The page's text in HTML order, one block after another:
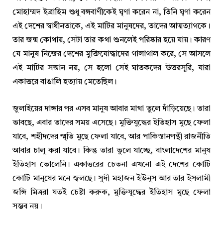
মোহাম্মদ ইব্রাহিম শুধু বঙ্গবাণীকেই ঘৃণা করেন না, তিনি ঘৃণা করেন
এই দেশের স্বাধীনতাকে, এই মাটির মানুষদের, তাদের আত্মত্যাগকে।
তার জন্ম কোথায়, সেটা তার কথা শুনলেই পরিষ্কার হয়ে যায়। কারণ
যে মানুষ নিজের দেশের মুক্তিযোদ্ধাদের গালাগাল করে, সে আসলে
এই মাটির সন্তান নয়, সে হলো সেই ঘাতকদের উত্তরসূরি, যারা
একাত্তরে বাঙালি হত্যায় মেতেছিল।
জুলাইয়ের দাঙ্গার পর এসব মানুষ আবার মাথা তুলে দাঁড়িয়েছে। তারা
ভাবছে, এবার তাদের সময় এসেছে। মুক্তিযুদ্ধের ইতিহাস মুছে ফেলা
যাবে, শহীদদের স্মৃতি মুছে ফেলা যাবে, আর পাকিস্তানপন্থী রাজনীতি
আবার চালু করা যাবে। কিন্তু তারা ভুলে যাচ্ছে, বাংলাদেশের মানুষ
ইতিহাস ভোলেনি। একাত্তরের চেতনা এখনো এই দেশের কোটি
কোটি মানুষের মনে জ্বলছে। সুদী মহাজন ইউনূস আর তার ইসলামী
জঙ্গি মিত্ররা যতই চেষ্টা করুক, মুক্তিযুদ্ধের ইতিহাস মুছে ফেলা
সম্ভব নয়।